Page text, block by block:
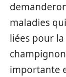
maladies
liées pour
importante